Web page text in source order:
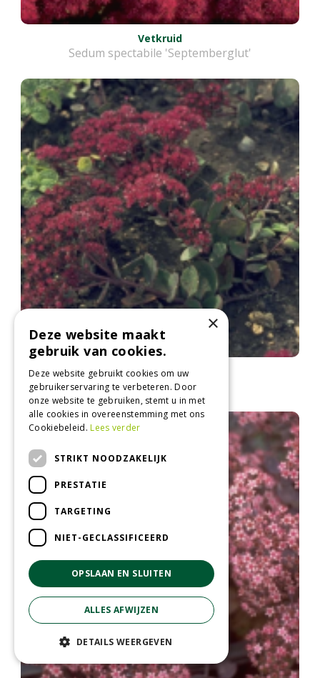
Vetkruid
Sedum spectabile 'Septemberglut'
Vetkruid
Sedum 'Robustum'
×
Deze website maakt
gebruik van cookies.
Deze website gebruikt cookies om uw
gebruikerservaring te verbeteren. Door
onze website te gebruiken, stemt u in met
alle cookies in overeenstemming met ons
Cookiebeleid.Lees verder
STRIKT NOODZAKELIJK
PRESTATIE
TARGETING
NIET-GECLASSIFICEERD
OPSLAAN EN SLUITEN
ALLES AFWIJZEN
DETAILS WEERGEVEN